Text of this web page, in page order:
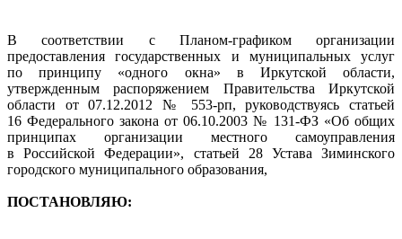
В соответствии с Планом-графиком организации
предоставления государственных и муниципальных услуг
по принципу «одного окна» в Иркутской области,
утвержденным распоряжением Правительства Иркутской
области от 07.12.2012 № 553-рп, руководствуясь статьей
16 Федерального закона от 06.10.2003 № 131-ФЗ «Об общих
принципах организации местного самоуправления
в Российской Федерации», статьей 28 Устава Зиминского
городского муниципального образования,
ПОСТАНОВЛЯЮ: